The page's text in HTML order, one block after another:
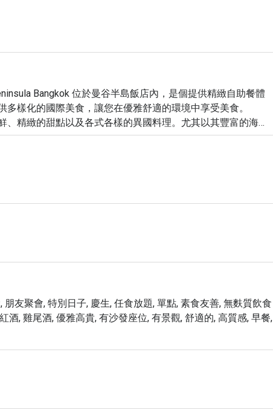
Bangkok 位於曼谷半島飯店內，是個提供精緻自助餐體
樣化的國際美食，讓您在優雅舒適的環境中享受美食。
、精緻的甜點以及各式各樣的異國料理。尤其以其豐富的海鮮
滿足您的味蕾。鄰近 Charoen Nakhon 路，交通便利。
Terrace @ The Peninsula Bangkok，即可享受高達 5 折的超
友聚會, 特別日子, 慶生, 任食放題, 單點, 素食友善, 無麩質飲食
酒, 雞尾酒, 優雅高貴, 有沙發座位, 有景觀, 舒適的, 高質感, 早餐,